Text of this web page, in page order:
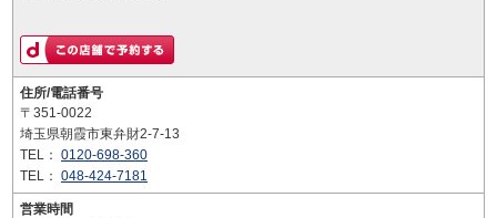
住所/電話番号
〒351-0022
埼玉県朝霞市東弁財2-7-13
TEL： 0120-698-360
TEL： 048-424-7181
営業時間